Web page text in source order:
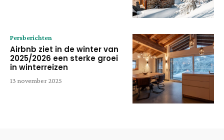
Persberichten
Airbnb ziet in de winter van
2025/2026 een sterke groei
in winterreizen
13 november 2025